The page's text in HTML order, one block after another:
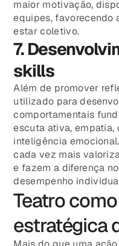
maior motivação,
equipes, favorecendo
estar coletivo.
7.
skills
Além de promover
utilizado para
comportamentais
escuta ativa,
inteligência
cada vez mais
e fazem a diferença
desempenho
Teatro
estratégica